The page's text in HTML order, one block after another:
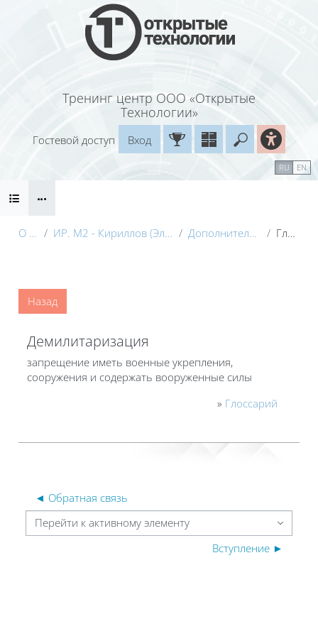
Перейти к основному содержанию
Тренинг центр ООО «Открытые
Технологии»
Введите
Гостевой доступ
Вход
RU EN
Блоки
О курсе ИР. М2 - Кириллов (Электронный курс) с видео Дополнительные материалы Глоссарий
Назад
Демилитаризация
запрещение иметь военные укрепления,
сооружения и содержать вооруженные силы
» Глоссарий
◄ Обратная связь
Перейти к активному элементу
Вступление ►